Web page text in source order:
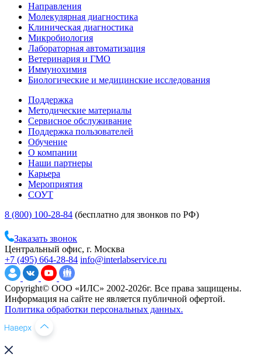
Направления
Молекулярная диагностика
Клиническая диагностика
Микробиология
Лабораторная автоматизация
Ветеринария и ГМО
Иммунохимия
Биологические и медицинские исследования
Поддержка
Методические материалы
Сервисное обслуживание
Поддержка пользователей
Обучение
О компании
Наши партнеры
Карьера
Мероприятия
СОУТ
8 (800) 100-28-84 (бесплатно для звонков по РФ)
Заказать звонок
Центральный офис, г. Москва
+7 (495) 664-28-84 info@interlabservice.ru
Copyright© ООО «ИЛС» 2002-2026г. Все права защищены.
Информация на сайте не является публичной офертой.
Политика обработки персональных данных.